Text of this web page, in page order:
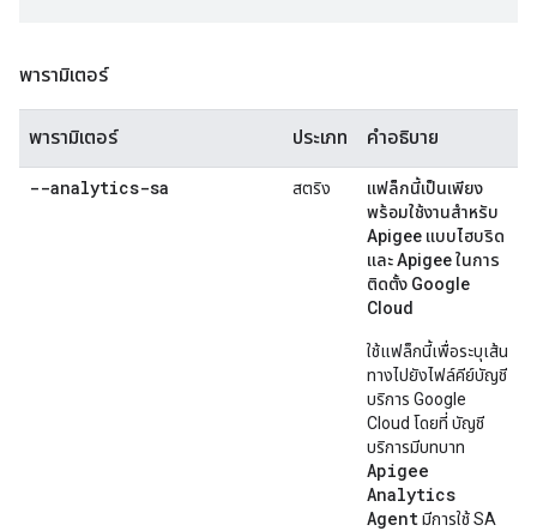
พารามิเตอร์
พารามิเตอร์ ประเภท คำอธิบาย
--analytics-sa สตริง
แฟล็กนี้เป็นเพียง
พร้อมใช้งานสำหรับ
Apigee แบบไฮบริด
และ Apigee ในการ
ติดตั้ง Google
Cloud
ใช้แฟล็กนี้เพื่อระบุเส้น
ทางไปยังไฟล์คีย์บัญชี
บริการ Google
Cloud โดยที่ บัญชี
บริการมีบทบาท
Apigee
Analytics
Agentมีการใช้ SA